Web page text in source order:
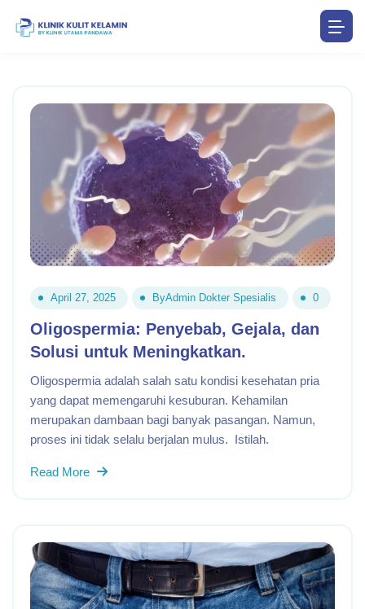
April 27, 2025 ByAdmin Dokter Spesialis 0
Oligospermia: Penyebab, Gejala, dan
Solusi untuk Meningkatkan.
Oligospermia adalah salah satu kondisi kesehatan pria
yang dapat memengaruhi kesuburan. Kehamilan
merupakan dambaan bagi banyak pasangan. Namun,
proses ini tidak selalu berjalan mulus. Istilah.
Read More